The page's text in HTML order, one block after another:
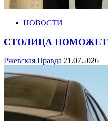
НОВОСТИ
СТОЛИЦА ПОМОЖЕТ
Ржевская Правда 21.07.2026